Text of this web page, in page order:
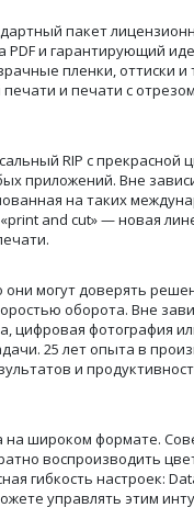
пакет
и гарантирующий
пленки, оттиски и
и печати с
RIP с прекрасной
приложений. Вне
на таких
and cut» — новая
могут доверять
оборота. Вне
цифровая фотография
25 лет опыта в
и
широком формате.
воспроизводить
гибкость настроек:
управлять этим